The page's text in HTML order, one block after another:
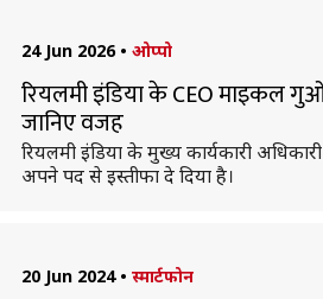
24 Jun 2026 • ओप्पो
रियलमी इंडिया के CEO माइकल
जानिए वजह
रियलमी इंडिया के मुख्य कार्यकारी
अपने पद से इस्तीफा दे दिया है।
20 Jun 2024 • स्मार्टफोन